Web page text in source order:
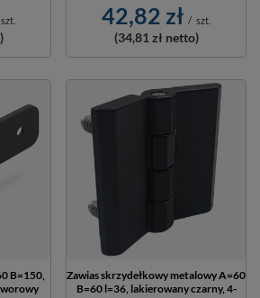
szt. 42,82 zł / szt.
(34,81 zł netto)
B=150,
Zawias skrzydełkowy metalowy A=60
B=60 l=36, lakierowany czarny, 4-